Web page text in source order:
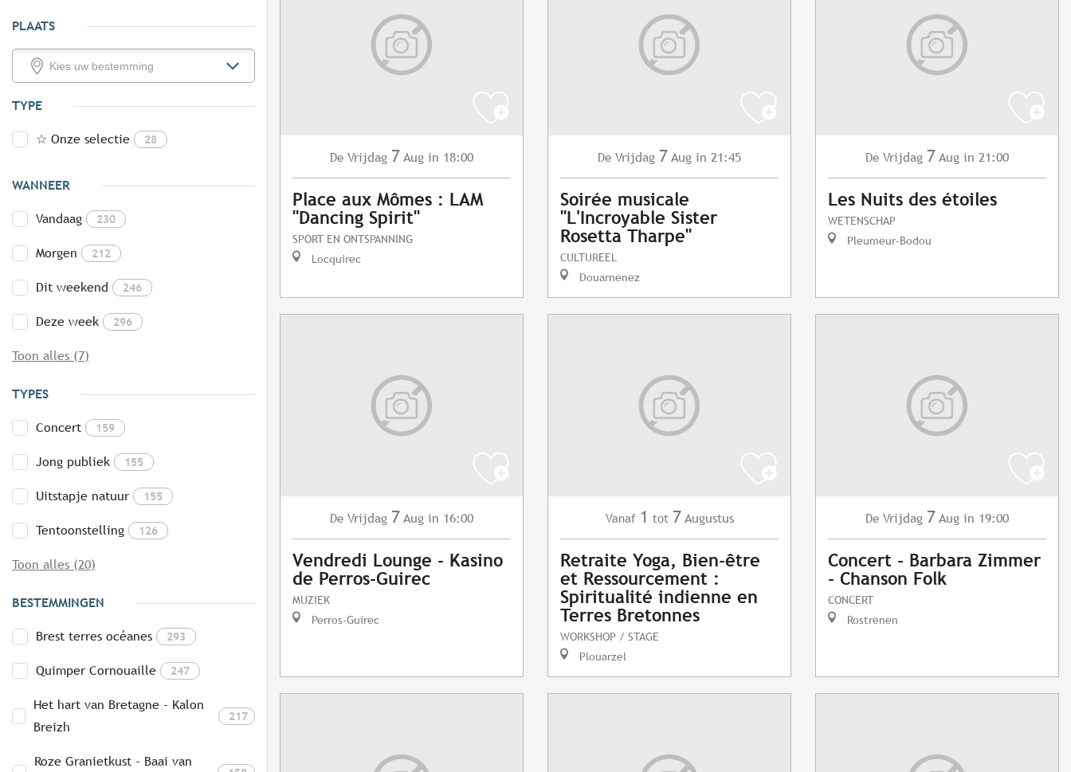
PLAATS
TYPE
☆ Onze selectie 28
WANNEER
Vandaag 230
Morgen 212
Dit weekend 246
Deze week 296
Toon alles (7)
TYPES
Concert 159
Jong publiek 155
Uitstapje natuur 155
Tentoonstelling 126
Toon alles (20)
BESTEMMINGEN
Brest terres océanes 293
Quimper Cornouaille 247
Het hart van Bretagne - Kalon
Breizh
217
Roze Granietkust - Baai van
De Vrijdag 7 Aug in 18:00
Place aux Mômes : LAM
"Dancing Spirit"
SPORT EN ONTSPANNING
Locquirec
De Vrijdag 7 Aug in 21:45
Soirée musicale
"L'Incroyable Sister
Rosetta Tharpe"
CULTUREEL
Douarnenez
De Vrijdag 7 Aug in 21:00
Les Nuits des étoiles
WETENSCHAP
Pleumeur-Bodou
De Vrijdag 7 Aug in 16:00
Vendredi Lounge - Kasino
de Perros-Guirec
MUZIEK
Perros-Guirec
Vanaf 1 tot 7 Augustus
Retraite Yoga, Bien-être
et Ressourcement :
Spiritualité indienne en
Terres Bretonnes
WORKSHOP / STAGE
Plouarzel
De Vrijdag 7 Aug in 19:00
Concert - Barbara Zimmer
- Chanson Folk
CONCERT
Rostrenen